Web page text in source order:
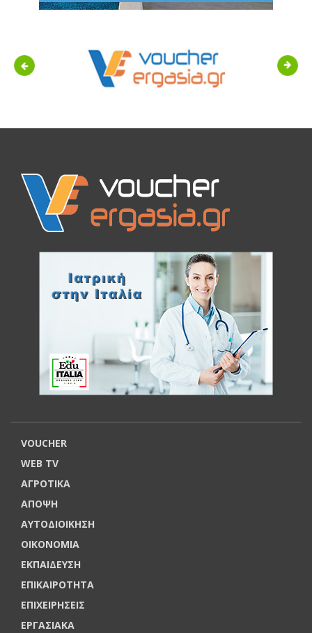
Previous Next
VOUCHER
WEB TV
ΑΓΡΟΤΙΚΑ
ΑΠΟΨΗ
ΑΥΤΟΔΙΟΙΚΗΣΗ
ΟΙΚΟΝΟΜΙΑ
ΕΚΠΑΙΔΕΥΣΗ
ΕΠΙΚΑΙΡΟΤΗΤΑ
ΕΠΙΧΕΙΡΗΣΕΙΣ
ΕΡΓΑΣΙΑΚΑ